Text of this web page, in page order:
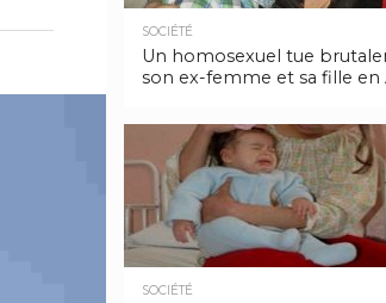
SOCIÉTÉ
Un homosexuel tue
son ex-femme et sa fille en
SOCIÉTÉ